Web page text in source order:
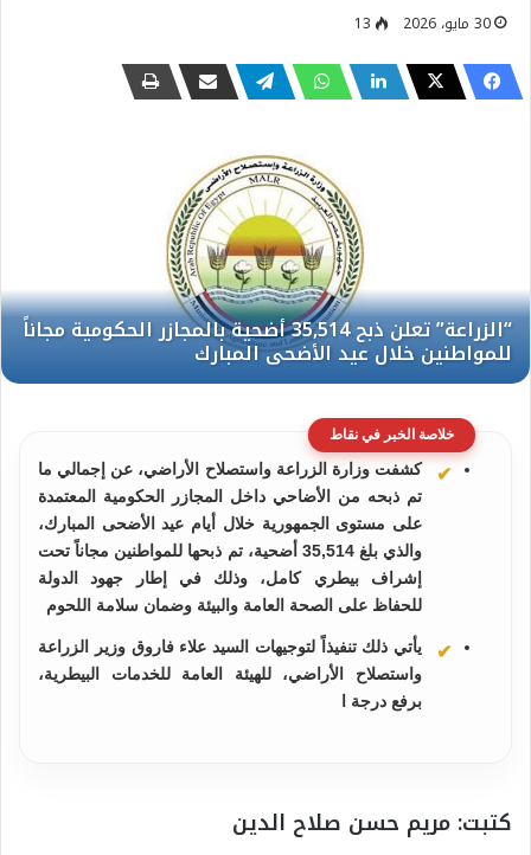
30 مايو، 2026 13
خلاصة الخبر في نقاط
كشفت وزارة الزراعة واستصلاح الأراضي، عن إجمالي ما
تم ذبحه من الأضاحي داخل المجازر الحكومية المعتمدة
على مستوى الجمهورية خلال أيام عيد الأضحى المبارك،
والذي بلغ 35,514 أضحية، تم ذبحها للمواطنين مجاناً تحت
إشراف بيطري كامل، وذلك في إطار جهود الدولة
للحفاظ على الصحة العامة والبيئة وضمان سلامة اللحوم
يأتي ذلك تنفيذاً لتوجيهات السيد علاء فاروق وزير الزراعة
واستصلاح الأراضي، للهيئة العامة للخدمات البيطرية،
برفع درجة ا
كتبت: مريم حسن صلاح الدين